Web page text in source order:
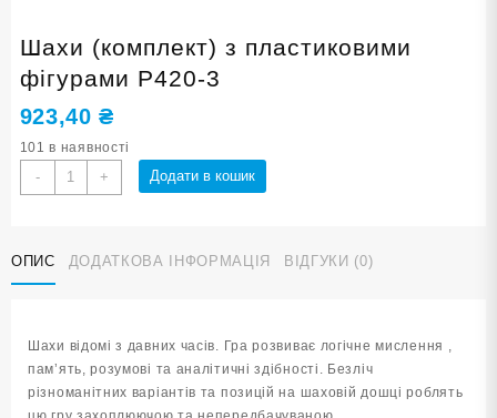
Шахи (комплект) з пластиковими
фігурами P420-3
923,40₴
101 в наявності
-
Шахи
(комплект)
фігурами
P420-
+ Додати в кошик
ОПИС ДОДАТКОВА ІНФОРМАЦІЯ ВІДГУКИ (0)
Шахи відомі з давних часів. Гра розвиває логічне мислення ,
пам’ять, розумові та аналітичні здібності. Безліч
різноманітних варіантів та позицій на шаховій дошці роблять